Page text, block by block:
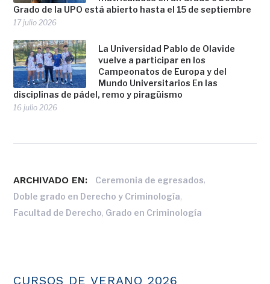
Grado de la UPO está abierto hasta el 15 de septiembre
17 julio 2026
La Universidad Pablo de Olavide
vuelve a participar en los
Campeonatos de Europa y del
Mundo Universitarios En las
disciplinas de pádel, remo y piragüismo
16 julio 2026
ARCHIVADO EN: Ceremonia de egresados,
Doble grado en Derecho y Criminología,
Facultad de Derecho, Grado en Criminología
CURSOS DE VERANO 2026